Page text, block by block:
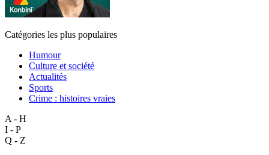
Catégories les plus populaires
Humour
Culture et société
Actualités
Sports
Crime : histoires vraies
A - H
I - P
Q - Z